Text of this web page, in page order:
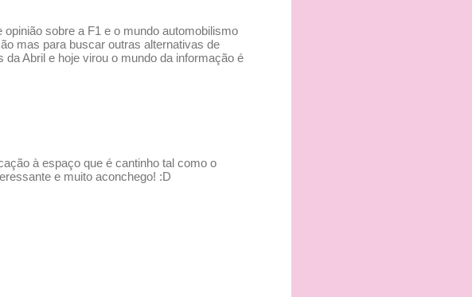
sobre a F1 e o mundo automobilismo
mas para buscar outras alternativas de
Abril e hoje virou o mundo da informação é
à espaço que é cantinho tal como o
e muito aconchego! :D